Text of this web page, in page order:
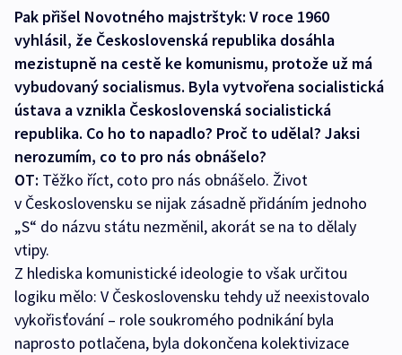
Pak přišel Novotného majstrštyk: V roce 1960
vyhlásil, že Československá republika dosáhla
mezistupně na cestě ke komunismu, protože už má
vybudovaný socialismus. Byla vytvořena socialistická
ústava a vznikla Československá socialistická
republika. Co ho to napadlo? Proč to udělal? Jaksi
nerozumím, co to pro nás obnášelo?
OT: Těžko říct, coto pro nás obnášelo. Život
v Československu se nijak zásadně přidáním jednoho
„S“ do názvu státu nezměnil, akorát se na to dělaly
vtipy.
Z hlediska komunistické ideologie to však určitou
logiku mělo: V Československu tehdy už neexistovalo
vykořisťování – role soukromého podnikání byla
naprosto potlačena, byla dokončena kolektivizace